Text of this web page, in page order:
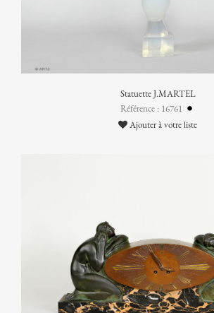
Statuette J.MARTEL
Référence : 16761
Ajouter à votre liste